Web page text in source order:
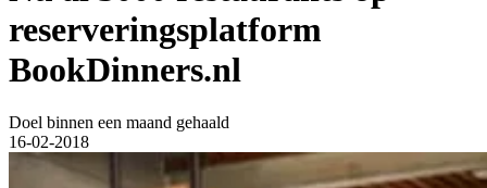
reserveringsplatform
BookDinners.nl
Doel binnen een maand gehaald
16-02-2018